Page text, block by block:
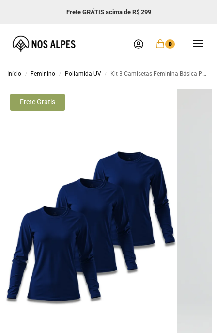
Cashback em todas as suas compras
0
Início / Feminino / Poliamida UV / Kit 3 Camisetas Feminina Básica Poliamida UV Manga Longa Marinho
Frete Grátis